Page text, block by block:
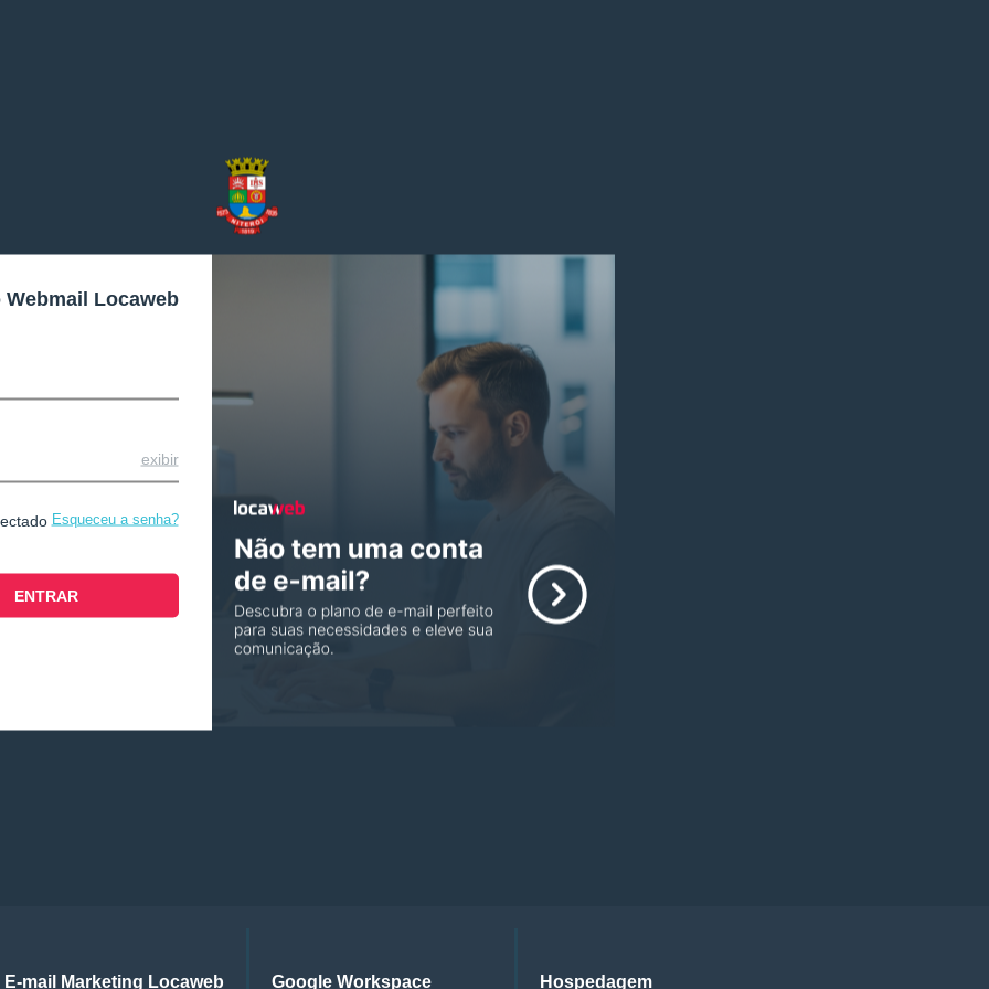
Webmail Locaweb
exibir
Esqueceu a senha?
E-mail Marketing Locaweb Google Workspace Hospedagem